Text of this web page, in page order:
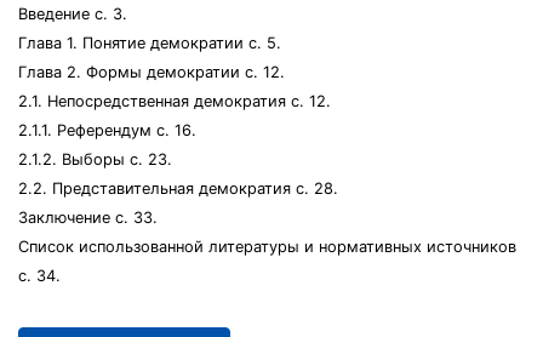
Введение с. 3.
Глава 1. Понятие демократии с. 5.
Глава 2. Формы демократии с. 12.
2.1. Непосредственная демократия с. 12.
2.1.1. Референдум с. 16.
2.1.2. Выборы с. 23.
2.2. Представительная демократия с. 28.
Заключение с. 33.
Список использованной литературы и нормативных источников
с. 34.